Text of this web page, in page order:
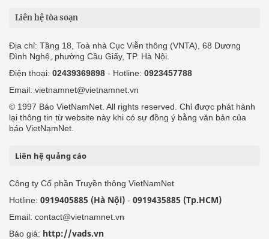
Liên hệ tòa soạn
Địa chỉ: Tầng 18, Toà nhà Cục Viễn thông (VNTA), 68 Dương
Đình Nghệ, phường Cầu Giấy, TP. Hà Nội.
Điện thoại: 02439369898 - Hotline: 0923457788
Email: vietnamnet@vietnamnet.vn
© 1997 Báo VietNamNet. All rights reserved. Chỉ được phát hành
lại thông tin từ website này khi có sự đồng ý bằng văn bản của
báo VietNamNet.
Liên hệ quảng cáo
Công ty Cổ phần Truyền thông VietNamNet
Hotline: 0919405885 (Hà Nội) - 0919435885 (Tp.HCM)
Email: contact@vietnamnet.vn
Báo giá: http://vads.vn